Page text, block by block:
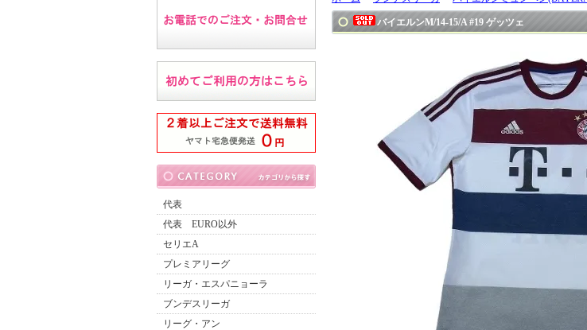
代表
代表 EURO以外
セリエA
プレミアリーグ
リーガ・エスパニョーラ
ブンデスリーガ
リーグ・アン
バイエルンM/14-15/A #19 ゲッツェ